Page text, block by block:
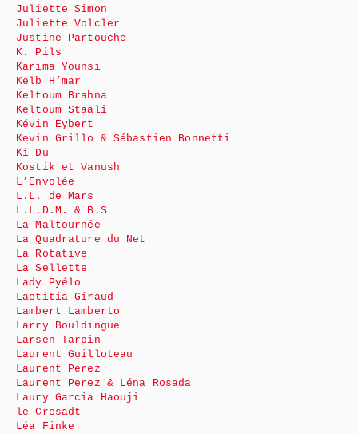
Juliette Simon
Juliette Volcler
Justine Partouche
K. Pils
Karima Younsi
Kelb H’mar
Keltoum Brahna
Keltoum Staali
Kévin Eybert
Kevin Grillo & Sébastien Bonnetti
Ki Du
Kostik et Vanush
L’Envolée
L.L. de Mars
L.L.D.M. & B.S
La Maltournée
La Quadrature du Net
La Rotative
La Sellette
Lady Pyélo
Laëtitia Giraud
Lambert Lamberto
Larry Bouldingue
Larsen Tarpin
Laurent Guilloteau
Laurent Perez
Laurent Perez & Léna Rosada
Laury Garcia Haouji
le Cresadt
Léa Finke